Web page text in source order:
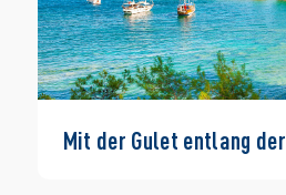
Mit der Gulet entlang der